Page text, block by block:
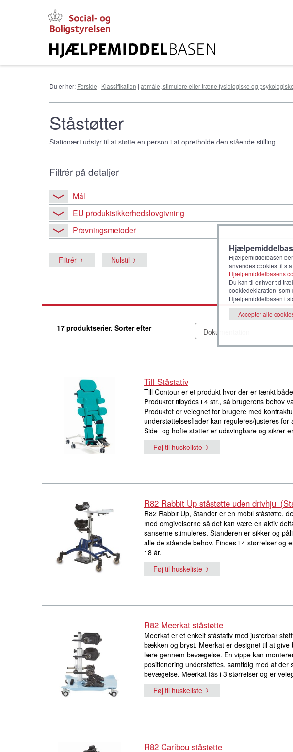
Du er her: Forside | Klassifikation | at måle, stimulere eller træne fysiologiske og
Ståstøtter
Stationært udstyr til at støtte en person i at opretholde den stående stilling.
Filtrér på detaljer
Mål
EU produktsikkerhedslovgivning
Prøvningsmetoder
Filtrér Nulstil
17 produktserier. Sorter efter
Till Ståstativ
Till Contour er et produkt hvor der er tænkt
Produktet tilbydes i 4 str., så brugerens behov
Produktet er velegnet for brugere med
understøttelsesflader kan reguleres/justeres for
Side- og hofte støtter er udsvingbare og sikrer
Føj til huskeliste
R82 Rabbit Up ståstøtte uden drivhjul
R82 Rabbit Up, Stander er en mobil ståstøtte,
med omgivelserne så det kan være en aktiv
sanserne stimuleres. Standeren er sikker og
alle de stående behov. Findes i 4 størrelser og
18 år.
Føj til huskeliste
R82 Meerkat ståstøtte
Meerkat er et enkelt ståstativ med justerbar
bækken og bryst. Meerkat er designet til at give
lære gennem bevægelse. En vippe kan
positionering understøttes, samtidig med at der
bevægelse. Meerkat fås i 3 størrelser og er
Føj til huskeliste
R82 Caribou ståstøtte
Hjælpemiddelbasen
anvendes cookies til
Hjælpemiddelbasens
Du kan til enhver tid
cookiedeklaration, som
Hjælpemiddelbasen i
Accepter alle